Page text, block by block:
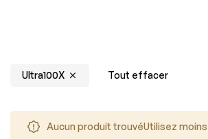
Ultra100X Tout effacer
Aucun produit trouvéUtilisez